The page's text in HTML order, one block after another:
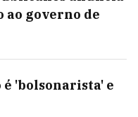
governo de
'bolsonarista' e